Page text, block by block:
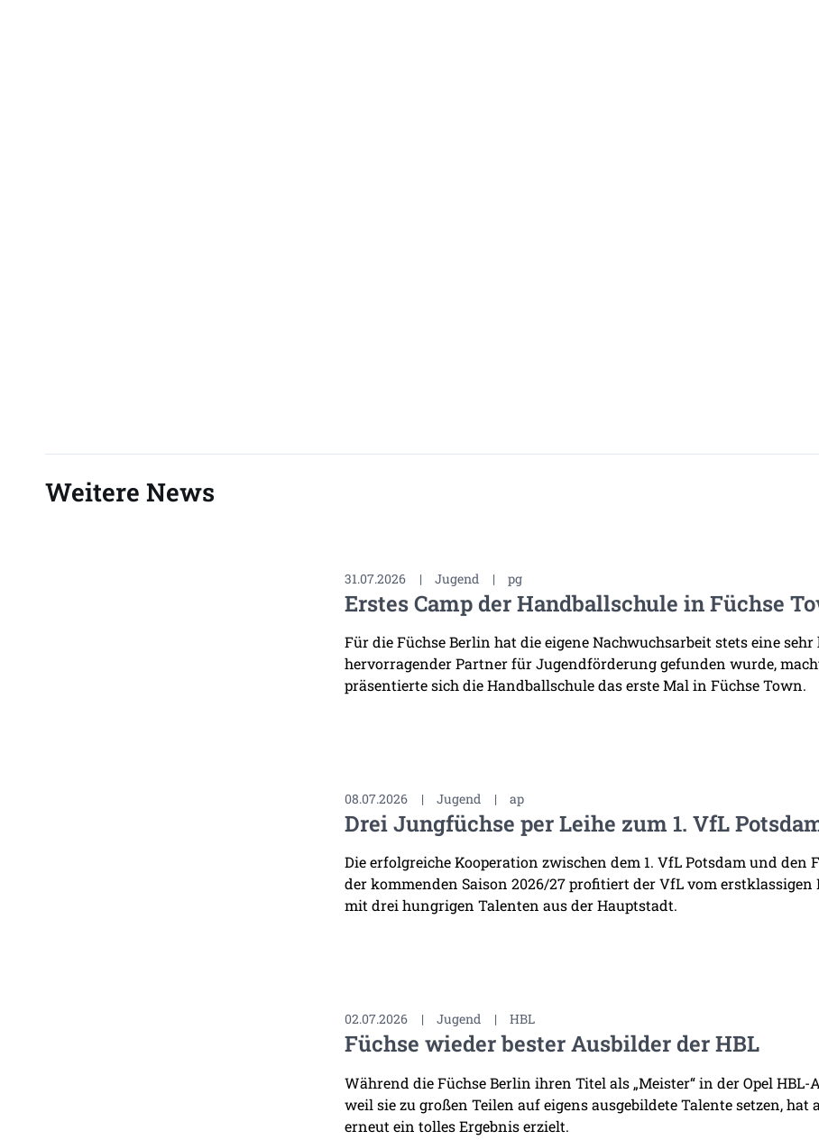
Weitere News
31.07.2026 | Jugend | pg
Erstes Camp der Handballschule in Füchse
Für die Füchse Berlin hat die eigene Nachwuchsarbeit stets eine
hervorragender Partner für Jugendförderung gefunden wurde,
präsentierte sich die Handballschule das erste Mal in Füchse Town.
08.07.2026 | Jugend | ap
Drei Jungfüchse per Leihe zum 1. VfL
Die erfolgreiche Kooperation zwischen dem 1. VfL Potsdam und
der kommenden Saison 2026/27 profitiert der VfL vom
mit drei hungrigen Talenten aus der Hauptstadt.
02.07.2026 | Jugend | HBL
Füchse wieder bester Ausbilder der HBL
Während die Füchse Berlin ihren Titel als „Meister“ in der Opel
weil sie zu großen Teilen auf eigens ausgebildete Talente setzen,
erneut ein tolles Ergebnis erzielt.